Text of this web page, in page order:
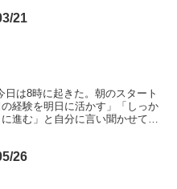
21
は8時に起きた。朝のスタート
経験を明日に活かす」「しっか
進む」と自分に言い聞かせて、
26